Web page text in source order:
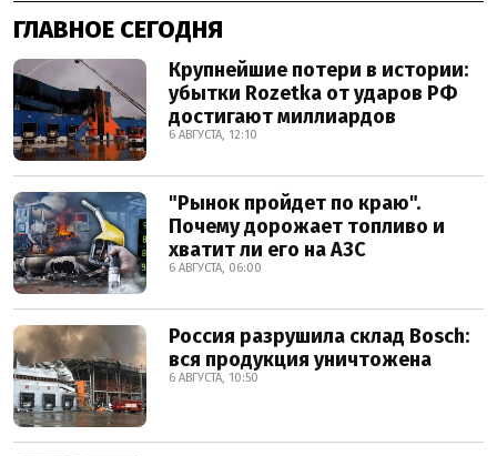
ГЛАВНОЕ СЕГОДНЯ
Крупнейшие потери в истории:
убытки Rozetka от ударов РФ
достигают миллиардов
6 АВГУСТА, 12:10
"Рынок пройдет по краю".
Почему дорожает топливо и
хватит ли его на АЗС
6 АВГУСТА, 06:00
Россия разрушила склад Bosch:
вся продукция уничтожена
6 АВГУСТА, 10:50